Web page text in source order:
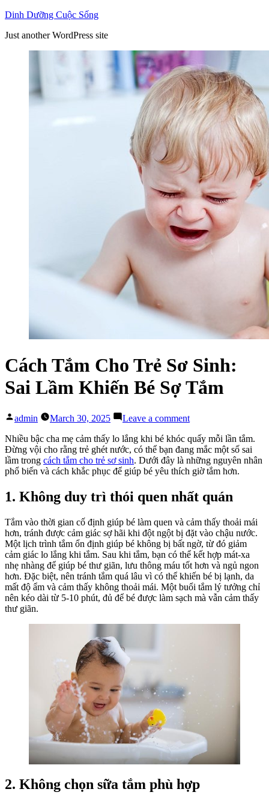
Skip
content
Dinh Dưỡng Cuộc Sống
Just another WordPress site
Cách Tắm Cho Trẻ Sơ Sinh:
Sai Lầm Khiến Bé Sợ Tắm
Posted
admin March 30, 2025 Leave a commenton
Tắm
Cho
Trẻ
Sơ
Sai
Lầm
Bé
Sợ
Tắm
Nhiều bậc cha mẹ cảm thấy lo lắng khi bé khóc quấy mỗi lần tắm.
Đừng vội cho rằng trẻ ghét nước, có thể bạn đang mắc một số sai
lầm trong cách tắm cho trẻ sơ sinh. Dưới đây là những nguyên nhân
phổ biến và cách khắc phục để giúp bé yêu thích giờ tắm hơn.
1. Không duy trì thói quen nhất quán
Tắm vào thời gian cố định giúp bé làm quen và cảm thấy thoải mái
hơn, tránh được cảm giác sợ hãi khi đột ngột bị đặt vào chậu nước.
Một lịch trình tắm ổn định giúp bé không bị bất ngờ, từ đó giảm
cảm giác lo lắng khi tắm. Sau khi tắm, bạn có thể kết hợp mát-xa
nhẹ nhàng để giúp bé thư giãn, lưu thông máu tốt hơn và ngủ ngon
hơn. Đặc biệt, nên tránh tắm quá lâu vì có thể khiến bé bị lạnh, da
mất độ ẩm và cảm thấy không thoải mái. Một buổi tắm lý tưởng chỉ
nên kéo dài từ 5-10 phút, đủ để bé được làm sạch mà vẫn cảm thấy
thư giãn.
2. Không chọn sữa tắm phù hợp